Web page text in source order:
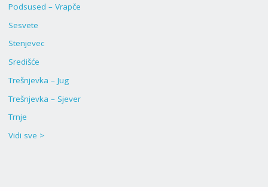
Podsused – Vrapče
Sesvete
Stenjevec
Središće
Trešnjevka – Jug
Trešnjevka – Sjever
Trnje
Vidi sve >